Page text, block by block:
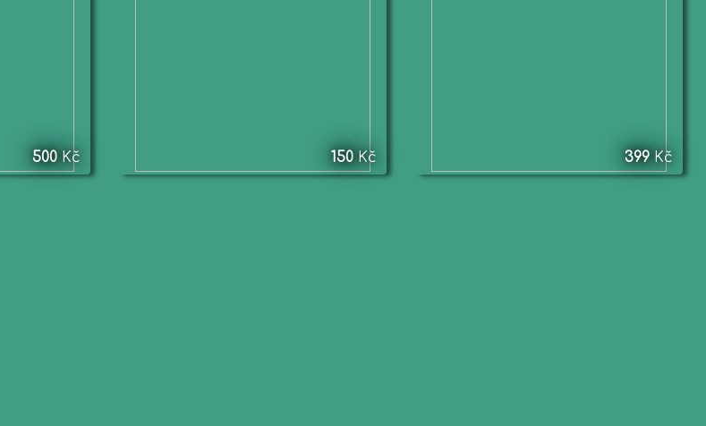
500 Kč 150 Kč 399 Kč